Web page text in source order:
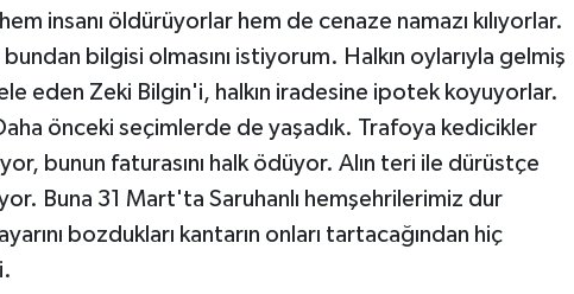
insanı öldürüyorlar hem de cenaze namazı kılıyorlar.
bilgisi olmasını istiyorum. Halkın oylarıyla gelmiş
eden Zeki Bilgin'i, halkın iradesine ipotek koyuyorlar.
önceki seçimlerde de yaşadık. Trafoya kedicikler
bunun faturasını halk ödüyor. Alın teri ile dürüstçe
Buna 31 Mart'ta Saruhanlı hemşehrilerimiz dur
bozdukları kantarın onları tartacağından hiç